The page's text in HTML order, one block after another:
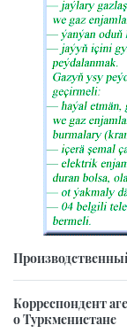
Корреспондент
о Туркменистане